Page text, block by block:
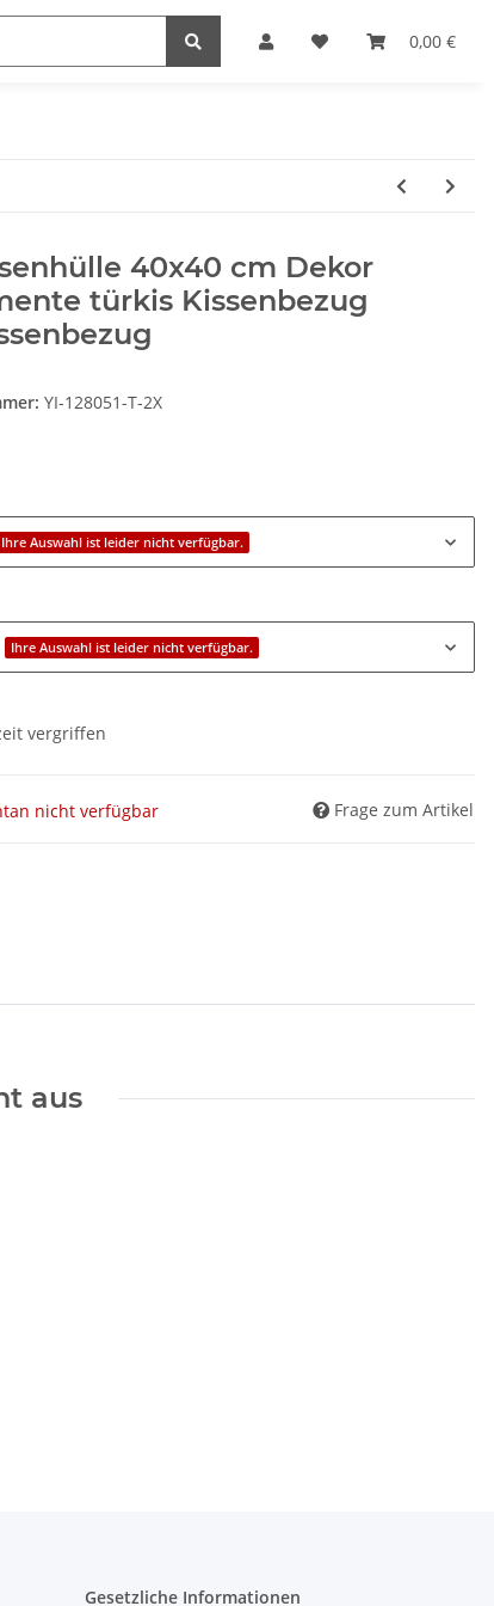
0,00 €
Haushaltswaren
40x40 cm Dekor
türkis Kissenbezug
YI-128051-T-2X
Ihre Auswahl ist leider nicht verfügbar.
Ihre Auswahl ist leider nicht verfügbar.
vergriffen
nicht verfügbar Frage zum Artikel
aus
Gesetzliche Informationen